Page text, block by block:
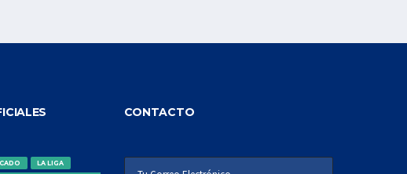
LA LIGA
CONTACTO